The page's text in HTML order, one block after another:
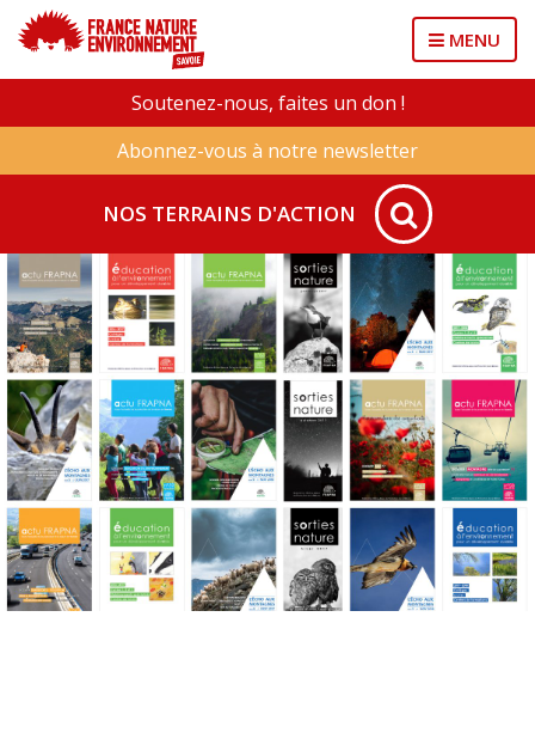
MENU
Soutenez-nous, faites un don !
Abonnez-vous à notre newsletter
NOS TERRAINS D'ACTION